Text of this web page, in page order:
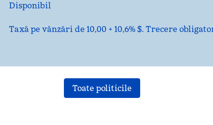
Disponibil
Taxă pe vânzări de 10,00 + 10,6% $. Trecere
Toate politicile